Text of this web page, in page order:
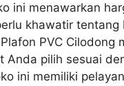
ini menawarkan
khawatir tentang
PVC Cilodong
Anda pilih sesuai
ini memiliki